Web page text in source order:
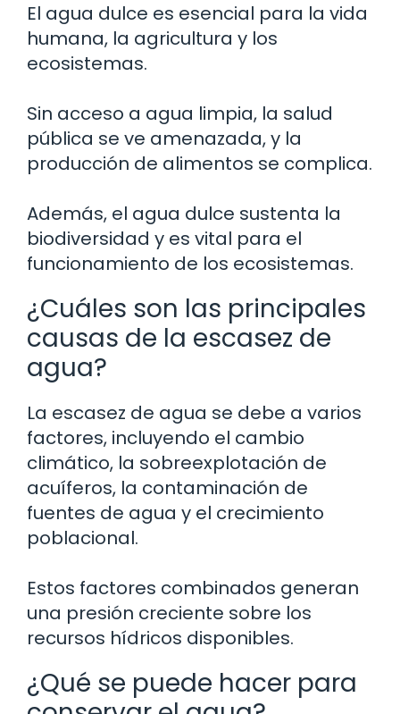
El agua dulce es esencial para la vida
humana, la agricultura y los
ecosistemas.
Sin acceso a agua limpia, la salud
pública se ve amenazada, y la
producción de alimentos se complica.
Además, el agua dulce sustenta la
biodiversidad y es vital para el
funcionamiento de los ecosistemas.
¿Cuáles son las principales
causas de la escasez de
agua?
La escasez de agua se debe a varios
factores, incluyendo el cambio
climático, la sobreexplotación de
acuíferos, la contaminación de
fuentes de agua y el crecimiento
poblacional.
Estos factores combinados generan
una presión creciente sobre los
recursos hídricos disponibles.
¿Qué se puede hacer para